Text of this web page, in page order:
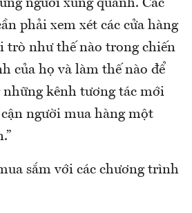
người xung quanh. Các
xem xét các cửa hàng
trò như thế nào trong chiến
của họ và làm thế nào để
những kênh tương tác mới
người mua hàng một
sắm với các chương trình